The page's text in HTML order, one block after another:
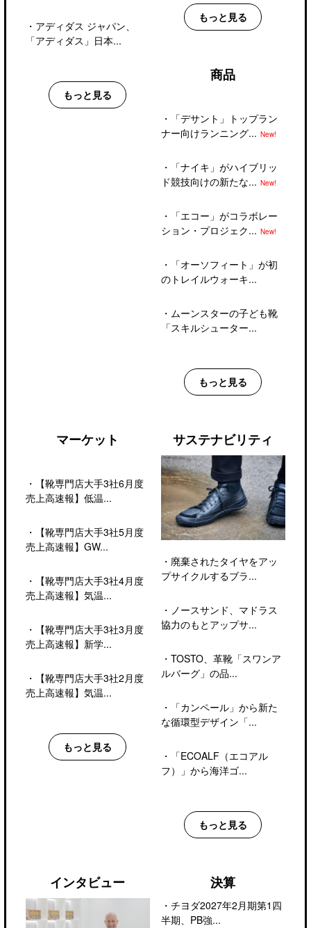
・ アディダス ジャパン、
「アディダス」日本...
もっと見る
もっと見る
商品
・
「デサント」トップラン
ナー向けランニング... New!
・
「ナイキ」がハイブリッ
ド競技向けの新たな... New!
・
「エコー」がコラボレー
ション・プロジェク... New!
・
「オーソフィート」が初
のトレイルウォーキ...
・ ムーンスターの子ども靴
「スキルシューター...
もっと見る
マーケット
・
【靴専門店大手3社6月度
売上高速報】低温...
・
【靴専門店大手3社5月度
売上高速報】GW...
・
【靴専門店大手3社4月度
売上高速報】気温...
・
【靴専門店大手3社3月度
売上高速報】新学...
・
【靴専門店大手3社2月度
売上高速報】気温...
もっと見る
サステナビリティ
・ 廃棄されたタイヤをアッ
プサイクルするブラ...
・ ノースサンド、マドラス
協力のもとアップサ...
・ TOSTO、革靴「スワンア
ルバーグ」の品...
・
「カンペール」から新た
な循環型デザイン「...
・
「ECOALF（エコアル
フ）」から海洋ゴ...
もっと見る
インタビュー 決算
・ チヨダ2027年2月期第1四
半期、PB強...